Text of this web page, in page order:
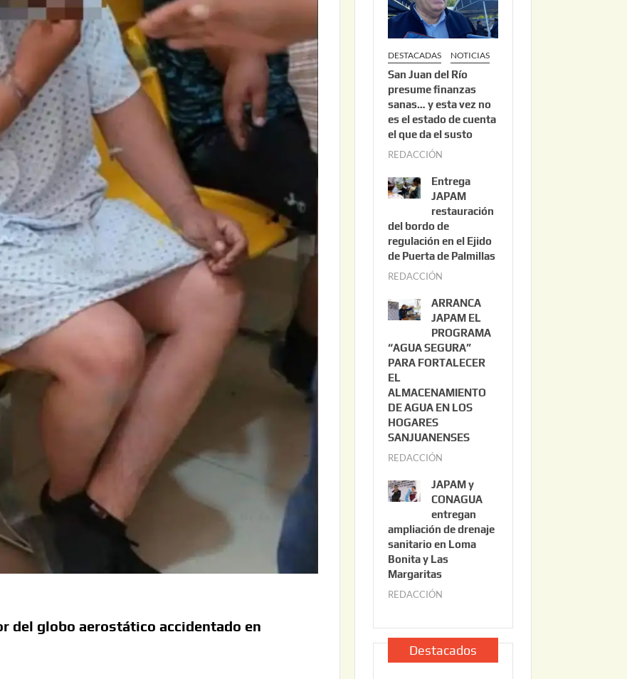
del globo aerostático accidentado en
DESTACADAS NOTICIAS
San Juan del Río
presume finanzas
sanas… y esta vez no
es el estado de cuenta
el que da el susto
REDACCIÓN
o
s
t
o
3
2
0
2
6
Entrega
JAPAM
restauración
del bordo de
regulación en el Ejido
de Puerta de Palmillas
REDACCIÓN
l
i
o
2
0
ARRANCA
JAPAM EL
PROGRAMA
“AGUA SEGURA”
PARA FORTALECER
EL
ALMACENAMIENTO
DE AGUA EN LOS
HOGARES
SANJUANENSES
REDACCIÓN
l
i
o
2
2
2
6
JAPAM y
CONAGUA
entregan
ampliación de drenaje
sanitario en Loma
Bonita y Las
Margaritas
REDACCIÓN
l
i
o
Destacados